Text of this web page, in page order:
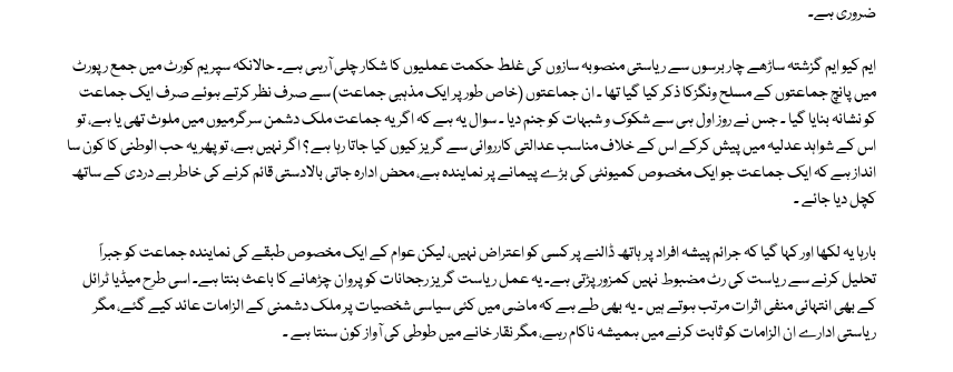
ضروری ہے۔
ایم کیو ایم گزشتہ ساڑھے چار برسوں سے ریاستی منصوبہ سازوں کی غلط حکمت عملیوں کا شکار چلی آرہی ہے۔ حالانکہ سپریم کورٹ میں جمع رپورٹ
میں پانچ جماعتوں کے مسلح ونگزکا ذکر کیا گیا تھا ۔ ان جماعتوں (خاص طور پر ایک مذہبی جماعت) سے صرف نظر کرتے ہوئے صرف ایک جماعت
کو نشانہ بنایا گیا ۔ جس نے روز اول ہی سے شکوک و شبہات کو جنم دیا ۔ سوال یہ ہے کہ اگر یہ جماعت ملک دشمن سرگرمیوں میں ملوث تھی یا ہے، تو
اس کے شواہد عدلیہ میں پیش کرکے اس کے خلاف مناسب عدالتی کارروائی سے گریز کیوں کیا جاتا رہا ہے ؟ اگر نہیں ہے، تو پھر یہ حب الوطنی کا کون سا
انداز ہے کہ ایک جماعت جو ایک مخصوص کمیونٹی کی بڑے پیمانے پر نمایندہ ہے، محض ادارہ جاتی بالادستی قائم کرنے کی خاطر بے دردی کے ساتھ
کچل دیا جائے ۔
بارہا یہ لکھا اور کہا گیا کہ جرائم پیشہ افراد پر ہاتھ ڈالنے پر کسی کو اعتراض نہیں، لیکن عوام کے ایک مخصوص طبقے کی نمایندہ جماعت کو جبراً
تحلیل کرنے سے ریاست کی رٹ مضبوط نہیں کمزور پڑتی ہے۔ یہ عمل ریاست گریز رجحانات کو پروان چڑھانے کا باعث بنتا ہے۔ اسی طرح میڈیا ٹرائل
کے بھی انتہائی منفی اثرات مرتب ہوتے ہیں ۔ یہ بھی طے ہے کہ ماضی میں کئی سیاسی شخصیات پر ملک دشمنی کے الزامات عائد کیے گئے، مگر
ریاستی ادارے ان الزامات کو ثابت کرنے میں ہمیشہ ناکام رہے، مگر نقار خانے میں طوطی کی آواز کون سنتا ہے ۔